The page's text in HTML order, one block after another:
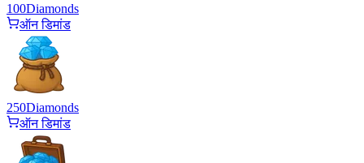
100Diamonds
ऑन डिमांड
250Diamonds
ऑन डिमांड